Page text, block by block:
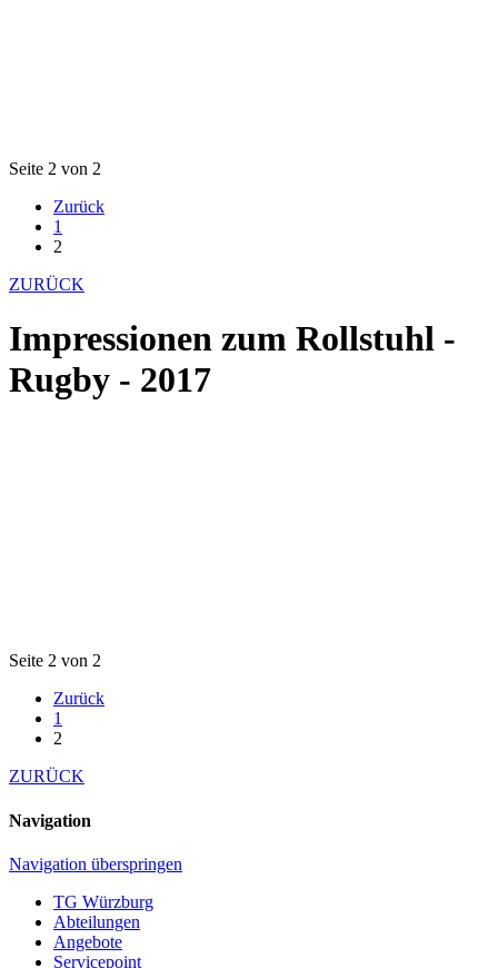
Seite 2 von 2
Zurück
1
2
ZURÜCK
Impressionen zum Rollstuhl -
Rugby - 2017
Seite 2 von 2
Zurück
1
2
ZURÜCK
Navigation
Navigation überspringen
TG Würzburg
Abteilungen
Angebote
Servicepoint